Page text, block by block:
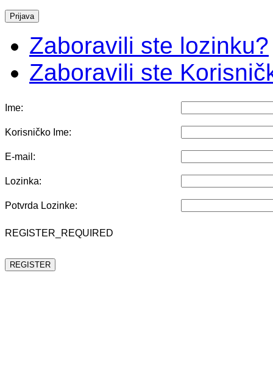
Zaboravili ste lozinku?
Zaboravili ste
Ime:
Korisničko Ime:
E-mail:
Lozinka:
Potvrda Lozinke:
REGISTER_REQUIRED
REGISTER